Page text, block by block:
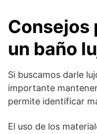
Consejos
un baño
Si buscamos darle
importante
permite identificar
El uso de los